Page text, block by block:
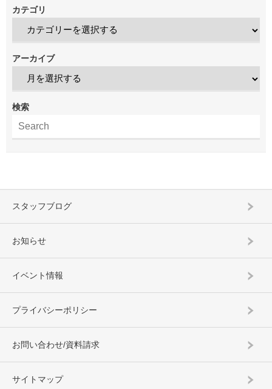
カテゴリ
アーカイブ
検索
スタッフブログ
お知らせ
イベント情報
プライバシーポリシー
お問い合わせ/資料請求
サイトマップ